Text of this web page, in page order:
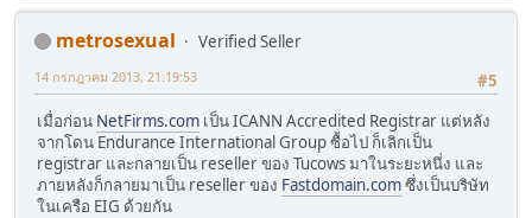
metrosexual
Verified Seller
#5
14 กรกฎาคม 2013, 21:19:53
เมื่อก่อน NetFirms.com เป็น ICANN Accredited Registrar แต่หลัง
จากโดน Endurance International Group ซื้อไป ก็เลิกเป็น
registrar และกลายเป็น reseller ของ Tucows มาในระยะหนึ่ง และ
ภายหลังก็กลายมาเป็น reseller ของ Fastdomain.comซึ่งเป็นบริษัท
ในเครือ EIG ด้วยกัน